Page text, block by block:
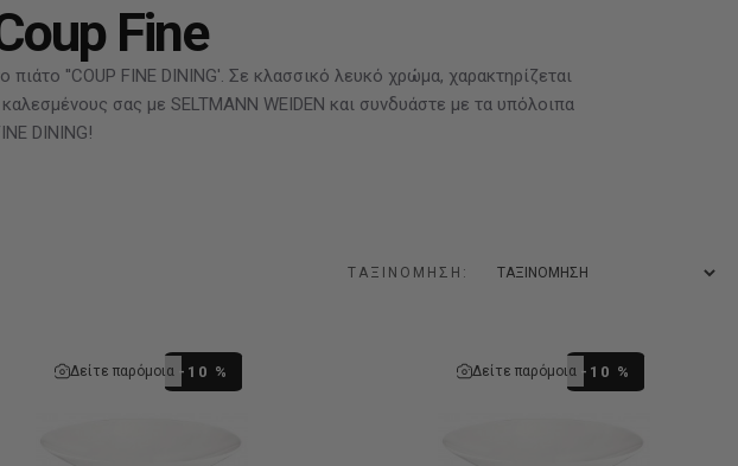
Fine
''COUP FINE DINING'. Σε κλασσικό λευκό χρώμα, χαρακτηρίζεται
σας με SELTMANN WEIDEN και συνδυάστε με τα υπόλοιπα
DINING!
ΤΑΞΙΝΌΜΗΣΗ:
-10 %
Δείτε παρόμοια -10 %
Δείτε παρόμοια